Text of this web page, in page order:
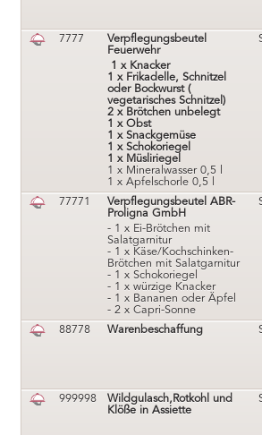
7777
Verpflegungsbeutel
Feuerwehr
1 x Knacker
1 x Frikadelle, Schnitzel
oder Bockwurst (
vegetarisches Schnitzel)
2 x Brötchen unbelegt
1 x Obst
1 x Snackgemüse
1 x Schokoriegel
1 x Müsliriegel
1 x Mineralwasser 0,5 l
1 x Apfelschorle 0,5 l
77771
Verpflegungsbeutel ABR-
Proligna GmbH
- 1 x Ei-Brötchen mit
Salatgarnitur
- 1 x Käse/Kochschinken-
Brötchen mit Salatgarnitur
- 1 x Schokoriegel
- 1 x würzige Knacker
- 1 x Bananen oder Äpfel
- 2 x Capri-Sonne
88778 Warenbeschaffung
999998
Wildgulasch,Rotkohl und
Klöße in Assiette